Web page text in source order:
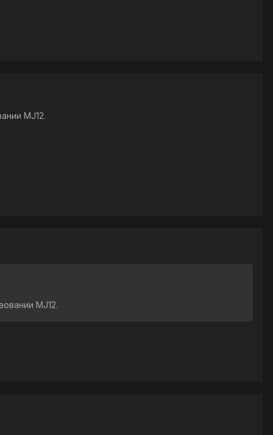
MJ12.
MJ12.